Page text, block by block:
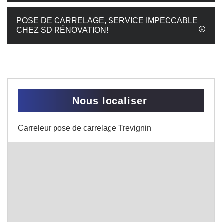
POSE DE CARRELAGE, SERVICE IMPECCABLE
CHEZ SD RÉNOVATION!
Nous localiser
Carreleur pose de carrelage Trevignin